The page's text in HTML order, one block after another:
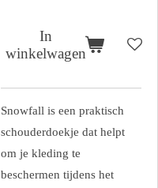
In
winkelwagen
Snowfall is een praktisch
schouderdoekje dat helpt
om je kleding te
beschermen tijdens het